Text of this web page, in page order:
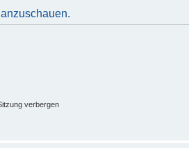
verbergen